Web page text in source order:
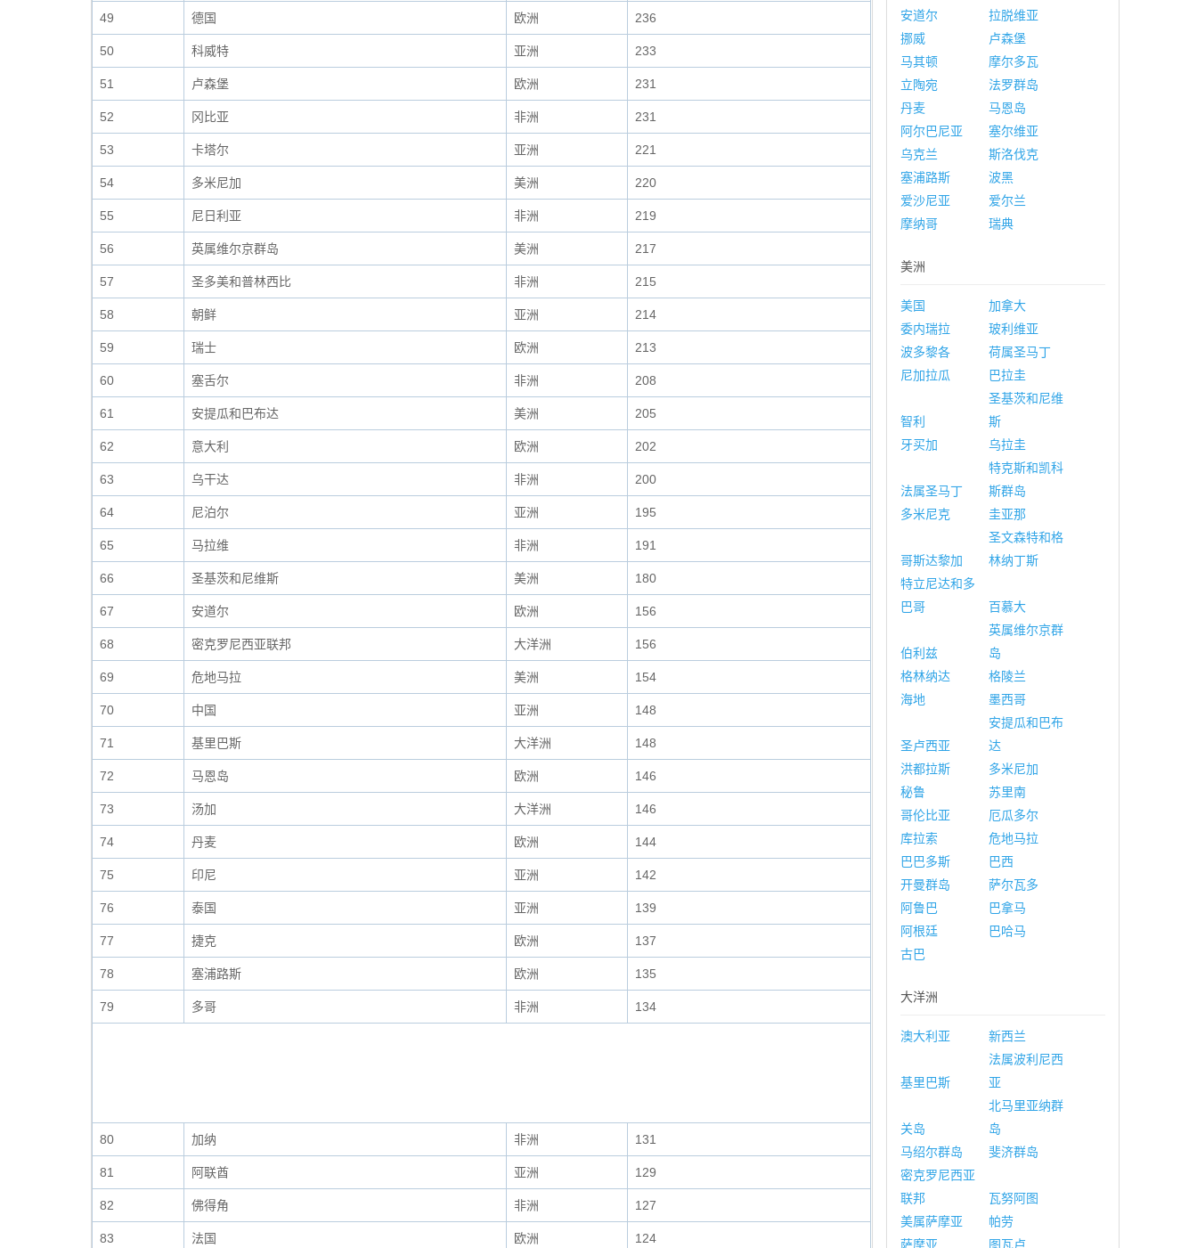
49 德国 欧洲 236
50 科威特 亚洲 233
51 卢森堡 欧洲 231
52 冈比亚 非洲 231
53 卡塔尔 亚洲 221
54 多米尼加 美洲 220
55 尼日利亚 非洲 219
56 英属维尔京群岛 美洲 217
57 圣多美和普林西比 非洲 215
58 朝鲜 亚洲 214
59 瑞士 欧洲 213
60 塞舌尔 非洲 208
61 安提瓜和巴布达 美洲 205
62 意大利 欧洲 202
63 乌干达 非洲 200
64 尼泊尔 亚洲 195
65 马拉维 非洲 191
66 圣基茨和尼维斯 美洲 180
67 安道尔 欧洲 156
68 密克罗尼西亚联邦 大洋洲 156
69 危地马拉 美洲 154
70 中国 亚洲 148
71 基里巴斯 大洋洲 148
72 马恩岛 欧洲 146
73 汤加 大洋洲 146
74 丹麦 欧洲 144
75 印尼 亚洲 142
76 泰国 亚洲 139
77 捷克 欧洲 137
78 塞浦路斯 欧洲 135
79 多哥 非洲 134
80 加纳 非洲 131
81 阿联酋 亚洲 129
82 佛得角 非洲 127
83 法国 欧洲 124
安道尔
拉脱维亚
挪威
卢森堡
马其顿
摩尔多瓦
立陶宛
法罗群岛
丹麦
马恩岛
阿尔巴尼亚
塞尔维亚
乌克兰
斯洛伐克
塞浦路斯
波黑
爱沙尼亚
爱尔兰
摩纳哥
瑞典
美洲
美国
加拿大
委内瑞拉
玻利维亚
波多黎各
荷属圣马丁
尼加拉瓜
巴拉圭
智利
圣基茨和尼维
斯
牙买加
乌拉圭
法属圣马丁
特克斯和凯科
斯群岛
多米尼克
圭亚那
哥斯达黎加
圣文森特和格
林纳丁斯
特立尼达和多
巴哥
百慕大
伯利兹
英属维尔京群
岛
格林纳达
格陵兰
海地
墨西哥
圣卢西亚
安提瓜和巴布
达
洪都拉斯
多米尼加
秘鲁
苏里南
哥伦比亚
厄瓜多尔
库拉索
危地马拉
巴巴多斯
巴西
开曼群岛
萨尔瓦多
阿鲁巴
巴拿马
阿根廷
巴哈马
古巴
大洋洲
澳大利亚 新西兰
基里巴斯
法属波利尼西
亚
关岛
北马里亚纳群
岛
马绍尔群岛
斐济群岛
密克罗尼西亚
联邦
瓦努阿图
美属萨摩亚
帕劳
萨摩亚
图瓦卢